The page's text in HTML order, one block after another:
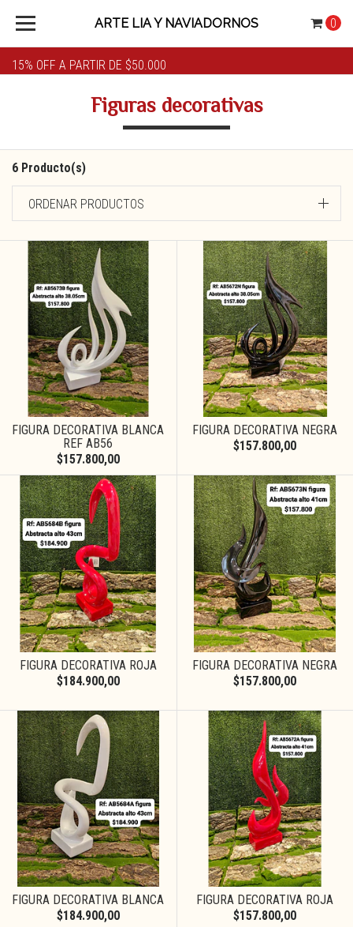
15% OFF A PARTIR DE $50.000
ARTE LIA Y NAVIADORNOS 0
Figuras decorativas
6 Producto(s)
ORDENAR PRODUCTOS
FIGURA DECORATIVA BLANCA
REF AB56
$157.800,00
FIGURA DECORATIVA NEGRA
$157.800,00
FIGURA DECORATIVA ROJA
$184.900,00
FIGURA DECORATIVA NEGRA
$157.800,00
FIGURA DECORATIVA BLANCA
$184.900,00
FIGURA DECORATIVA ROJA
$157.800,00